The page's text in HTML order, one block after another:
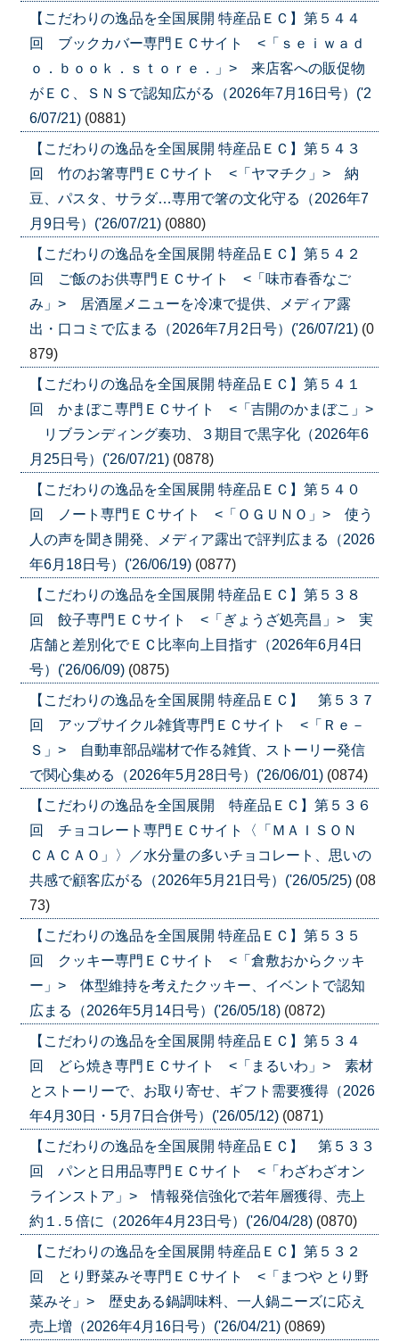
【こだわりの逸品を全国展開 特産品ＥＣ】第５４４
回 ブックカバー専門ＥＣサイト <「ｓｅｉｗａｄ
ｏ．ｂｏｏｋ．ｓｔｏｒｅ．」> 来店客への販促物
がＥＣ、ＳＮＳで認知広がる（2026年7月16日号）('2
6/07/21) (0881)
【こだわりの逸品を全国展開 特産品ＥＣ】第５４３
回 竹のお箸専門ＥＣサイト <「ヤマチク」> 納
豆、パスタ、サラダ…専用で箸の文化守る（2026年7
月9日号）('26/07/21) (0880)
【こだわりの逸品を全国展開 特産品ＥＣ】第５４２
回 ご飯のお供専門ＥＣサイト <「味市春香なご
み」> 居酒屋メニューを冷凍で提供、メディア露
出・口コミで広まる（2026年7月2日号）('26/07/21) (0
879)
【こだわりの逸品を全国展開 特産品ＥＣ】第５４１
回 かまぼこ専門ＥＣサイト <「吉開のかまぼこ」>
リブランディング奏功、３期目で黒字化（2026年6
月25日号）('26/07/21) (0878)
【こだわりの逸品を全国展開 特産品ＥＣ】第５４０
回 ノート専門ＥＣサイト <「ＯＧＵＮＯ」> 使う
人の声を聞き開発、メディア露出で評判広まる（2026
年6月18日号）('26/06/19) (0877)
【こだわりの逸品を全国展開 特産品ＥＣ】第５３８
回 餃子専門ＥＣサイト <「ぎょうざ処亮昌」> 実
店舗と差別化でＥＣ比率向上目指す（2026年6月4日
号）('26/06/09) (0875)
【こだわりの逸品を全国展開 特産品ＥＣ】 第５３７
回 アップサイクル雑貨専門ＥＣサイト <「Ｒｅ－
Ｓ」> 自動車部品端材で作る雑貨、ストーリー発信
で関心集める（2026年5月28日号）('26/06/01) (0874)
【こだわりの逸品を全国展開 特産品ＥＣ】第５３６
回 チョコレート専門ＥＣサイト〈「ＭＡＩＳＯＮ
ＣＡＣＡＯ」〉／水分量の多いチョコレート、思いの
共感で顧客広がる（2026年5月21日号）('26/05/25) (08
73)
【こだわりの逸品を全国展開 特産品ＥＣ】第５３５
回 クッキー専門ＥＣサイト <「倉敷おからクッキ
ー」> 体型維持を考えたクッキー、イベントで認知
広まる（2026年5月14日号）('26/05/18) (0872)
【こだわりの逸品を全国展開 特産品ＥＣ】第５３４
回 どら焼き専門ＥＣサイト <「まるいわ」> 素材
とストーリーで、お取り寄せ、ギフト需要獲得（2026
年4月30日・5月7日合併号）('26/05/12) (0871)
【こだわりの逸品を全国展開 特産品ＥＣ】 第５３３
回 パンと日用品専門ＥＣサイト <「わざわざオン
ラインストア」> 情報発信強化で若年層獲得、売上
約１.５倍に（2026年4月23日号）('26/04/28) (0870)
【こだわりの逸品を全国展開 特産品ＥＣ】第５３２
回 とり野菜みそ専門ＥＣサイト <「まつや とり野
菜みそ」> 歴史ある鍋調味料、一人鍋ニーズに応え
売上増（2026年4月16日号）('26/04/21) (0869)